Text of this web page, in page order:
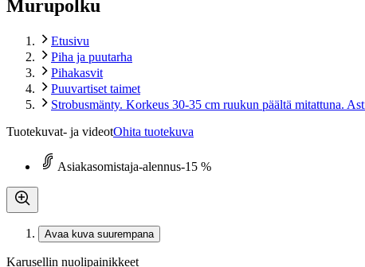
Murupolku
Etusivu
Piha ja puutarha
Pihakasvit
Puuvartiset taimet
Strobusmänty. Korkeus 30-35 cm ruukun päältä mitattuna.
Tuotekuvat- ja videotOhita tuotekuva
Asiakasomistaja-alennus-15 %
Avaa kuva suurempana
Karusellin nuolipainikkeet